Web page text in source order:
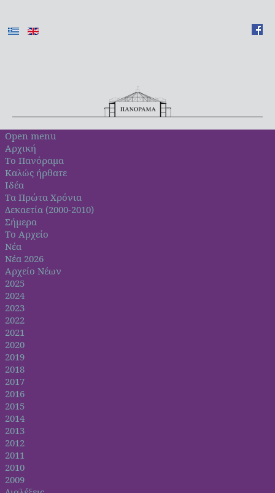
Open menu
Αρχική
Το Πανόραμα
Καλώς ήρθατε
Ιδέα
Τα Πρώτα Χρόνια
Δεκαετία (2000-2010)
Σήμερα
Το Αρχείο
Νέα
Νέα 2026
Αρχείο Νέων
2025
2024
2023
2022
2021
2020
2019
2018
2017
2016
2015
2014
2013
2012
2011
2010
2009